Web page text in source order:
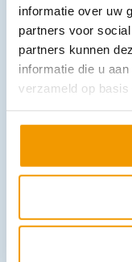
informatie over uw
partners voor
partners kunnen
informatie die u
verzameld op basis
€118,34 incl. btw